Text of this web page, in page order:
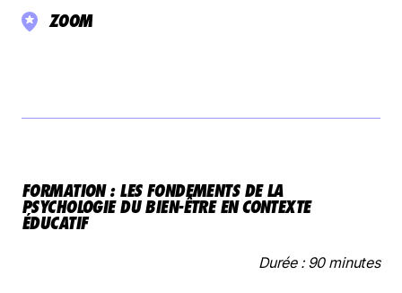
FAIRE UN DON
ZOOM
FORMATION : LES FONDEMENTS DE LA
PSYCHOLOGIE DU BIEN-ÊTRE EN CONTEXTE
ÉDUCATIF
Durée : 90 minutes